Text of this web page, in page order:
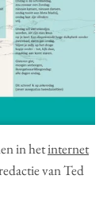
in hetinternet
van Ted